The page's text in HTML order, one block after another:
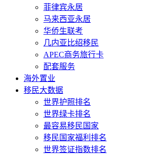
菲律宾永居
马来西亚永居
华侨生联考
几内亚比绍移民
APEC商务旅行卡
配套服务
海外置业
移民大数据
世界护照排名
世界绿卡排名
最容易移民国家
移民国家福利排名
世界签证指数排名